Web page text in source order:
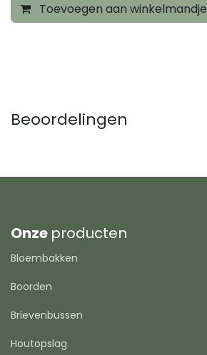
Toevoegen aan winkelmandje
Beoordelingen
Onze producten
Bloembakken
Boorden
Brievenbussen
Houtopslag